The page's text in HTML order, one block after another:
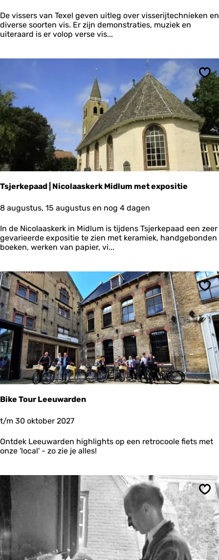
s
e
s
v
e
n
S
j
n
De vissers van Texel geven uitleg over visserijtechnieken en
diverse soorten vis. Er zijn demonstraties, muziek en
uiteraard is er volop verse vis...
Tsjerkepaad | Nicolaaskerk Midlum met expositie
T
j
e
r
p
a
a
d
|
N
i
c
o
l
a
a
s
k
e
k
i
d
m
m
e
t
e
x
p
o
s
8 augustus, 15 augustus en nog 4 dagen
In de Nicolaaskerk in Midlum is tijdens Tsjerkepaad een zeer
gevarieerde expositie te zien met keramiek, handgebonden
boeken, werken van papier, vi...
Bike Tour Leeuwarden
B
k
e
u
r
L
e
e
u
w
a
r
t/m 30 oktober 2027
Ontdek Leeuwarden highlights op een retrocoole fiets met
onze 'local' - zo zie je alles!